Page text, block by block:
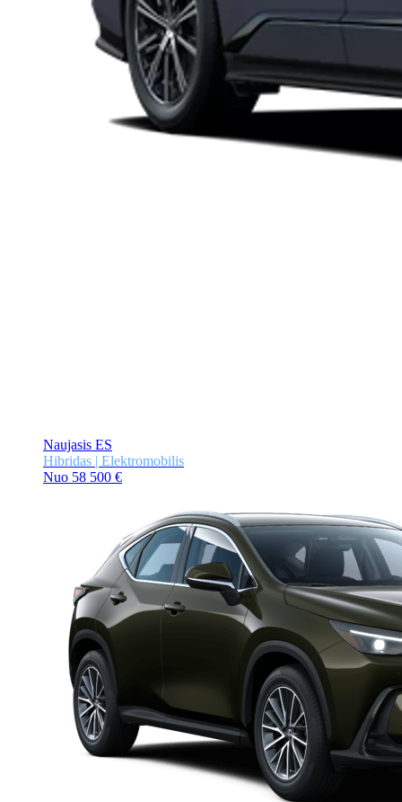
Naujasis ES
Hibridas | Elektromobilis
Nuo 58 500 €